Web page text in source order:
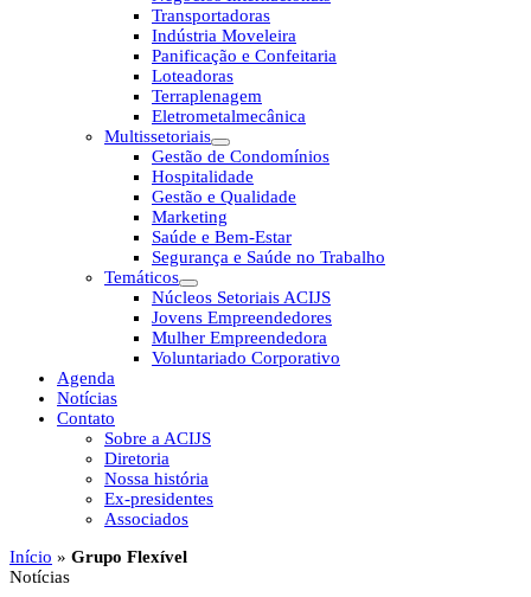
Transportadoras
Indústria Moveleira
Panificação e Confeitaria
Loteadoras
Terraplenagem
Eletrometalmecânica
Multissetoriais
Gestão de Condomínios
Hospitalidade
Gestão e Qualidade
Marketing
Saúde e Bem-Estar
Segurança e Saúde no Trabalho
Temáticos
Núcleos Setoriais ACIJS
Jovens Empreendedores
Mulher Empreendedora
Voluntariado Corporativo
Agenda
Notícias
Contato
Sobre a ACIJS
Diretoria
Nossa história
Ex-presidentes
Associados
Início » Grupo Flexível
Notícias